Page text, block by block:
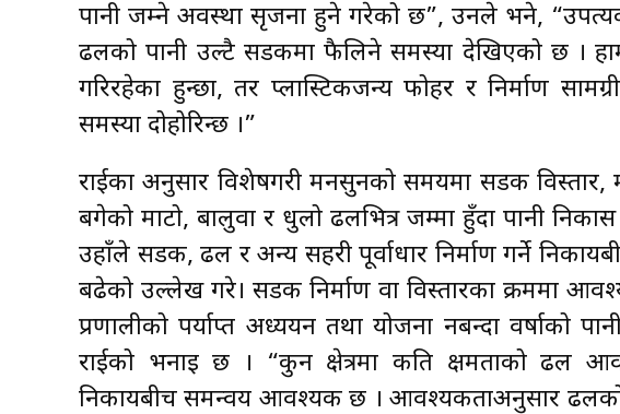
पानी जम्ने अवस्था सृजना हुने गरेको छ”, उनले भने,
ढलको पानी उल्टै सडकमा फैलिने समस्या देखिएको छ ।
गरिरहेका हुन्छौँ, तर प्लास्टिकजन्य फोहर र निर्माण
समस्या दोहोरिन्छ ।”
राईका अनुसार विशेषगरी मनसुनको समयमा सडक विस्तार,
बगेको माटो, बालुवा र धुलो ढलभित्र जम्मा हुँदा पानी
उहाँले सडक, ढल र अन्य सहरी पूर्वाधार निर्माण गर्ने
बढेको उल्लेख गरे। सडक निर्माण वा विस्तारका क्रममा
प्रणालीको पर्याप्त अध्ययन तथा योजना नबन्दा वर्षाको
राईको भनाइ छ । “कुन क्षेत्रमा कति क्षमताको ढल
निकायबीच समन्वय आवश्यक छ । आवश्यकताअनुसार ढलको